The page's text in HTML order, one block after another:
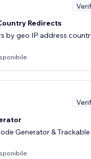
Redirects
by geo IP address
Generator &